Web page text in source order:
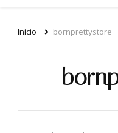
Inicio bornprettystore